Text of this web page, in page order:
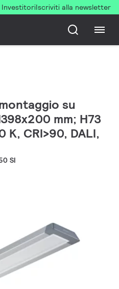
InvestitoriIscriviti alla newsletter
su
mm; H73
K, CRI>90, DALI,
SI